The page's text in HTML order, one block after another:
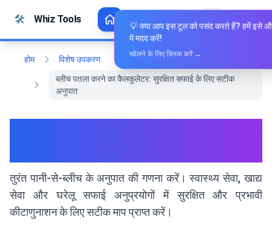
🛠️ Whiz Tools
होम
विशेष उपकरण
ब्लीच पतला करने का कैलकुलेटर: सुरक्षित सफाई के लिए सटीक
अनुपात
तुरंत पानी-से-ब्लीच के अनुपात की गणना करें। स्वास्थ्य सेवा, खाद्य
सेवा और घरेलू सफाई अनुप्रयोगों में सुरक्षित और प्रभावी
कीटाणुनाशन के लिए सटीक माप प्राप्त करें।
💡 क्या आप इस टूल को पसंद करते हैं? हमें इसे
में मदद करें!
खोलने के लिए क्लिक करें →